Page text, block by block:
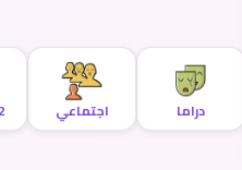
دراما اجتماعي